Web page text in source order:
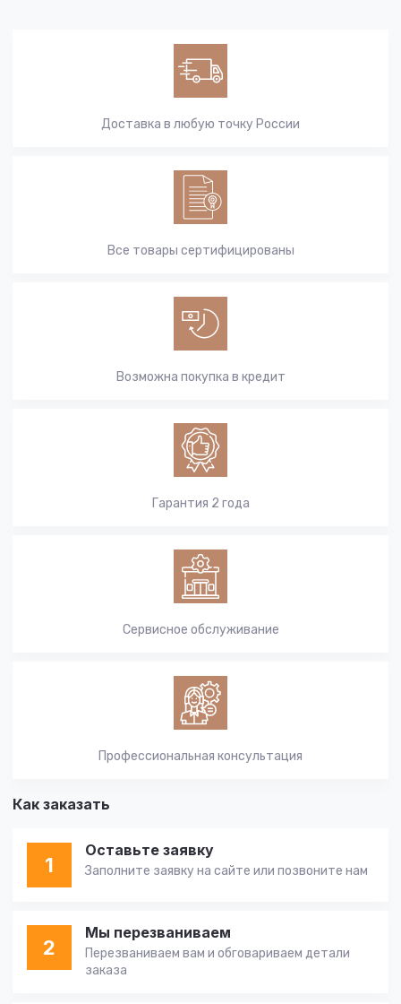
Доставка в любую точку России
Все товары сертифицированы
Возможна покупка в кредит
Гарантия 2 года
Сервисное обслуживание
Профессиональная консультация
Как заказать
1
Оставьте заявку
Заполните заявку на сайте или позвоните нам
2
Мы перезваниваем
Перезваниваем вам и обговариваем детали
заказа